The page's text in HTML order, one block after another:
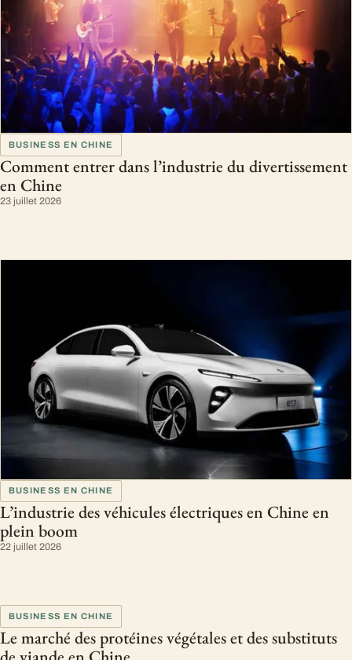
BUSINESS EN CHINE
Comment entrer dans l’industrie du divertissement
en Chine
23 juillet 2026
BUSINESS EN CHINE
L’industrie des véhicules électriques en Chine en
plein boom
22 juillet 2026
BUSINESS EN CHINE
Le marché des protéines végétales et des substituts